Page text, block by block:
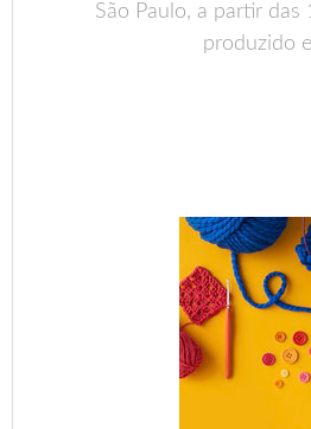
São Paulo, a partir das
produzido e